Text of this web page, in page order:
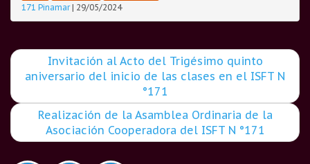
171 Pinamar | 29/05/2024
Invitación al Acto del Trigésimo quinto
aniversario del inicio de las clases en el ISFT N
°171
Realización de la Asamblea Ordinaria de la
Asociación Cooperadora del ISFT N °171